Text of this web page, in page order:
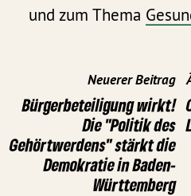
und zum Thema
Neuerer Beitrag
Bürgerbeteiligung wirkt!
Die "Politik des
Gehörtwerdens" stärkt die
Demokratie in Baden-
Württemberg